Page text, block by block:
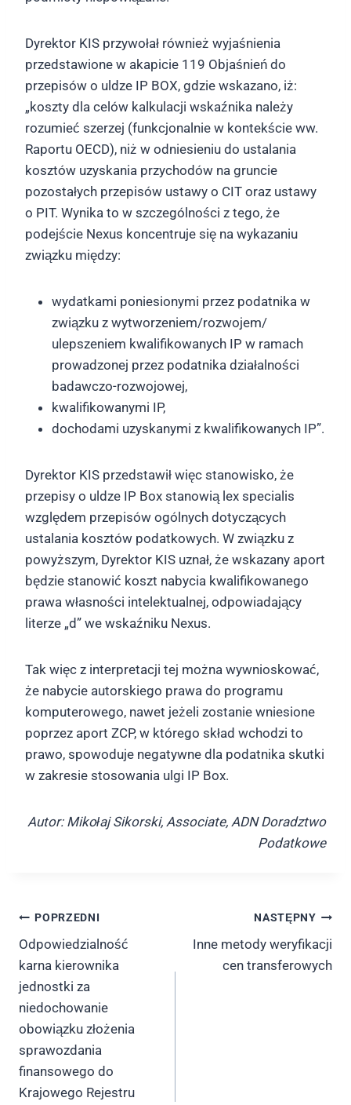
Dyrektor KIS przywołał również wyjaśnienia
przedstawione w akapicie 119 Objaśnień do
przepisów o uldze IP BOX, gdzie wskazano, iż:
„koszty dla celów kalkulacji wskaźnika należy
rozumieć szerzej (funkcjonalnie w kontekście ww.
Raportu OECD), niż w odniesieniu do ustalania
kosztów uzyskania przychodów na gruncie
pozostałych przepisów ustawy o CIT oraz ustawy
o PIT. Wynika to w szczególności z tego, że
podejście Nexus koncentruje się na wykazaniu
związku między:
wydatkami poniesionymi przez podatnika w
związku z wytworzeniem/rozwojem/
ulepszeniem kwalifikowanych IP w ramach
prowadzonej przez podatnika działalności
badawczo-rozwojowej,
kwalifikowanymi IP,
dochodami uzyskanymi z kwalifikowanych IP”.
Dyrektor KIS przedstawił więc stanowisko, że
przepisy o uldze IP Box stanowią lex specialis
względem przepisów ogólnych dotyczących
ustalania kosztów podatkowych. W związku z
powyższym, Dyrektor KIS uznał, że wskazany aport
będzie stanowić koszt nabycia kwalifikowanego
prawa własności intelektualnej, odpowiadający
literze „d” we wskaźniku Nexus.
Tak więc z interpretacji tej można wywnioskować,
że nabycie autorskiego prawa do programu
komputerowego, nawet jeżeli zostanie wniesione
poprzez aport ZCP, w którego skład wchodzi to
prawo, spowoduje negatywne dla podatnika skutki
w zakresie stosowania ulgi IP Box.
Autor: Mikołaj Sikorski, Associate, ADN Doradztwo
Podatkowe
Nawigacja
wpisu
POPRZEDNI
Odpowiedzialność
karna kierownika
jednostki za
niedochowanie
obowiązku złożenia
sprawozdania
finansowego do
Krajowego Rejestru
NASTĘPNY
Inne metody weryfikacji
cen transferowych